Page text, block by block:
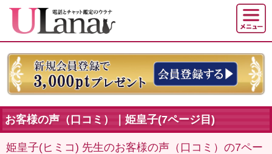
お客様の声（口コミ）｜姫皇子(7ページ目)
姫皇子(ヒミコ) 先生のお客様の声（口コミ）の7ペー